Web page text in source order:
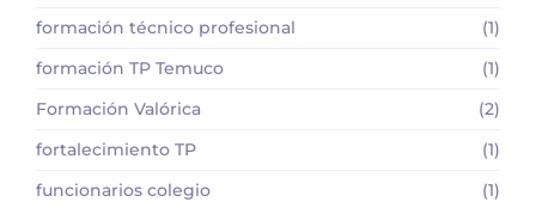
formación técnico profesional
(1)
formación TP Temuco
(1)
Formación Valórica
(2)
fortalecimiento TP
(1)
funcionarios colegio
(1)